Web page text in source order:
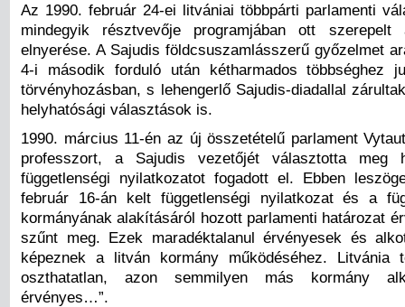
Az 1990. február 24-ei litvániai többpárti parlamenti
mindegyik résztvevője programjában ott szerepelt
elnyerése. A Sajudis földcsuszamlásszerű győzelmet
4-i második forduló után kétharmados többséghez
törvényhozásban, s lehengerlő Sajudis-diadallal
helyhatósági választások is.
1990. március 11-én az új összetételű parlament
professzort, a Sajudis vezetőjét választotta meg
függetlenségi nyilatkozatot fogadott el. Ebben
február 16-án kelt függetlenségi nyilatkozat és a
kormányának alakításáról hozott parlamenti határozat
szűnt meg. Ezek maradéktalanul érvényesek és
képeznek a litván kormány működéséhez. Litvánia
oszthatatlan, azon semmilyen más kormány
érvényes…”.